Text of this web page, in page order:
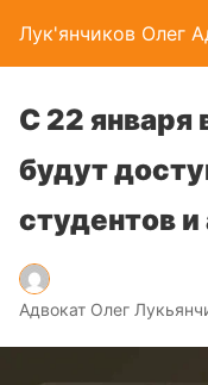
Лук'янчиков Олег
С 22 января
будут
студентов
Адвокат Олег